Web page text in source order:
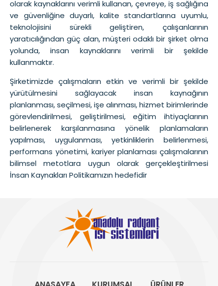
olarak kaynaklarını verimli kullanan, çevreye, iş sağlığına
ve güvenliğine duyarlı, kalite standartlarına uyumlu,
teknolojisini sürekli geliştiren, çalışanlarının
yaratıcılığından güç alan, müşteri odaklı bir şirket olma
yolunda, insan kaynaklarını verimli bir şekilde
kullanmaktır.
Şirketimizde çalışmaların etkin ve verimli bir şekilde
yürütülmesini sağlayacak insan kaynağının
planlanması, seçilmesi, işe alınması, hizmet birimlerinde
görevlendirilmesi, geliştirilmesi, eğitim ihtiyaçlarının
belirlenerek karşılanmasına yönelik planlamaların
yapılması, uygulanması, yetkinliklerin belirlenmesi,
performans yönetimi, kariyer planlaması çalışmalarının
bilimsel metotlara uygun olarak gerçekleştirilmesi
İnsan Kaynakları Politikamızın hedefidir